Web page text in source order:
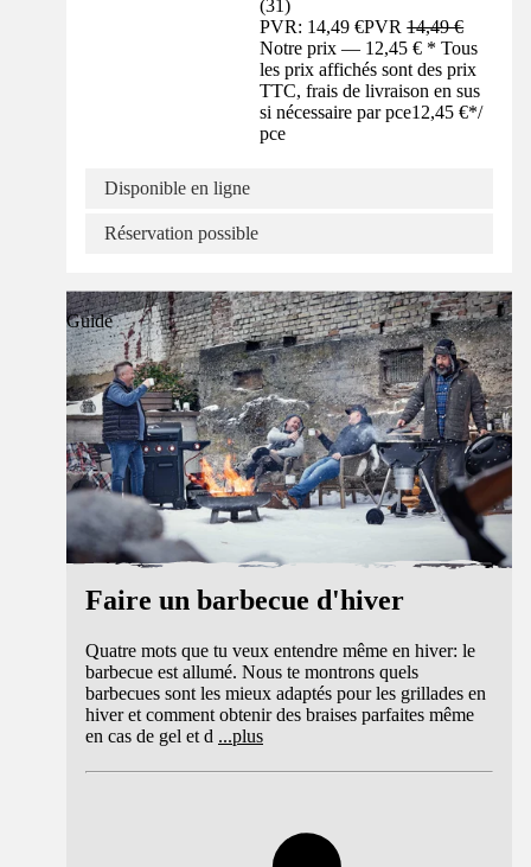
(31 )
PVR: 14,49 €PVR14,49 €
Notre prix — 12,45 € * Tous
les prix affichés sont des prix
TTC, frais de livraison en sus
si nécessaire par pce12,45 €*/
pce
Disponible en ligne
Réservation possible
Guide
Faire un barbecue d'hiver
Quatre mots que tu veux entendre même en hiver: le
barbecue est allumé. Nous te montrons quels
barbecues sont les mieux adaptés pour les grillades en
hiver et comment obtenir des braises parfaites même
en cas de gel et d ...plus